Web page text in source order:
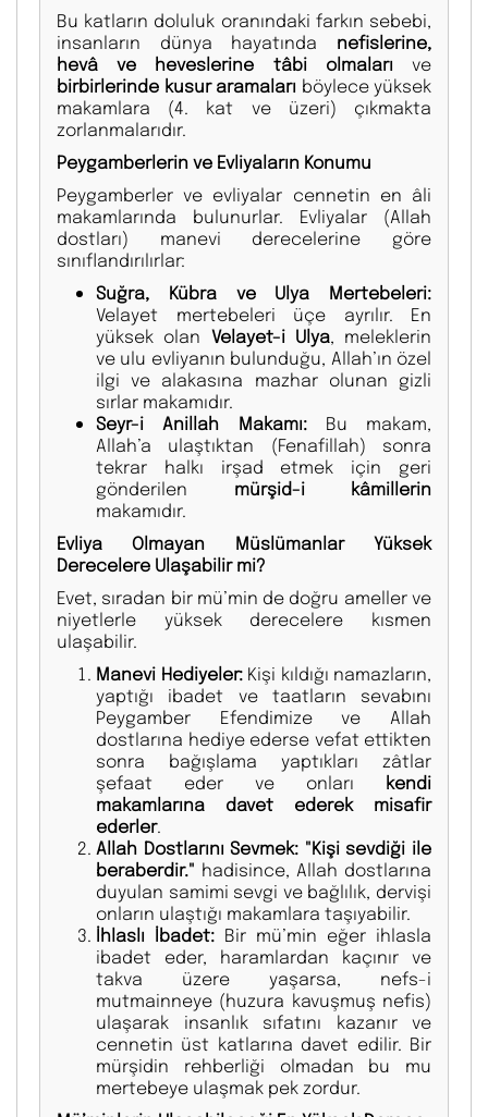
Bu katların doluluk oranındaki farkın sebebi,
insanların dünya hayatında nefislerine,
hevâ ve heveslerine tâbi olmaları ve
birbirlerinde kusur aramaları böylece yüksek
makamlara (4. kat ve üzeri) çıkmakta
zorlanmalarıdır.
Peygamberlerin ve Evliyaların Konumu
Peygamberler ve evliyalar cennetin en âli
makamlarında bulunurlar. Evliyalar (Allah
dostları) manevi derecelerine göre
sınıflandırılırlar:
Suğra, Kübra ve Ulya Mertebeleri:
Velayet mertebeleri üçe ayrılır. En
yüksek olan Velayet-i Ulya, meleklerin
ve ulu evliyanın bulunduğu, Allah’ın özel
ilgi ve alakasına mazhar olunan gizli
sırlar makamıdır.
Seyr-i Anillah Makamı:Bu makam,
Allah’a ulaştıktan (Fenafillah) sonra
tekrar halkı irşad etmek için geri
gönderilen mürşid-i kâmillerin
makamıdır.
Evliya Olmayan Müslümanlar Yüksek
Derecelere Ulaşabilir mi?
Evet, sıradan bir mü’min de doğru ameller ve
niyetlerle yüksek derecelere kısmen
ulaşabilir.
Manevi Hediyeler:Kişi kıldığı namazların,
yaptığı ibadet ve taatların sevabını
Peygamber Efendimize ve Allah
dostlarına hediye ederse vefat ettikten
sonra bağışlama yaptıkları zâtlar
şefaat eder ve onları kendi
makamlarına davet ederek misafir
ederler.
Allah Dostlarını Sevmek: "Kişi sevdiği ile
beraberdir." hadisince, Allah dostlarına
duyulan samimi sevgi ve bağlılık, dervişi
onların ulaştığı makamlara taşıyabilir.
İhlaslı İbadet: Bir mü’min eğer ihlasla
ibadet eder, haramlardan kaçınır ve
takva üzere yaşarsa, nefs-i
mutmainneye (huzura kavuşmuş nefis)
ulaşarak insanlık sıfatını kazanır ve
cennetin üst katlarına davet edilir. Bir
mürşidin rehberliği olmadan bu mu
mertebeye ulaşmak pek zordur.